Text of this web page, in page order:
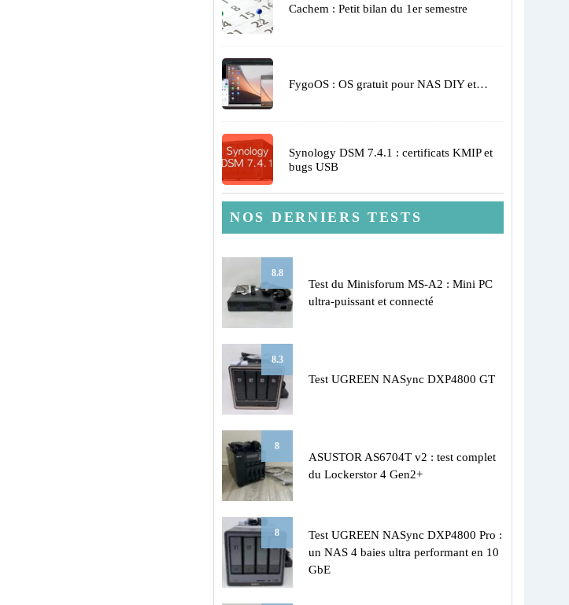
Cachem : Petit bilan du 1er semestre
FygoOS : OS gratuit pour NAS DIY et…
Synology DSM 7.4.1 : certificats KMIP et
bugs USB
NOS DERNIERS TESTS
8.8
Test du Minisforum MS-A2 : Mini PC
ultra-puissant et connecté
8.3
Test UGREEN NASync DXP4800 GT
8
ASUSTOR AS6704T v2 : test complet
du Lockerstor 4 Gen2+
8
Test UGREEN NASync DXP4800 Pro :
un NAS 4 baies ultra performant en 10
GbE